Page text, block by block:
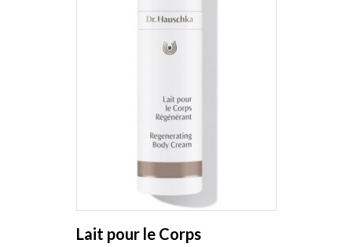
Lait pour le Corps